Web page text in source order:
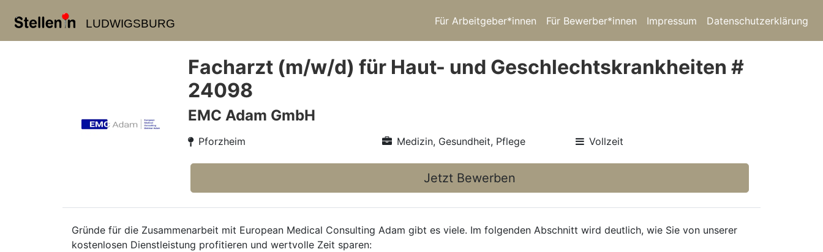
LUDWIGSBURG Für Arbeitgeber*innen Für Bewerber*innen Impressum Datenschutzerklärung
Facharzt (m/w/d) für Haut- und Geschlechtskrankheiten #
24098
EMC Adam GmbH
Pforzheim Medizin, Gesundheit, Pflege Vollzeit
Jetzt Bewerben
Gründe für die Zusammenarbeit mit European Medical Consulting Adam gibt es viele. Im folgenden Abschnitt wird deutlich, wie Sie von unserer
kostenlosen Dienstleistung profitieren und wertvolle Zeit sparen: